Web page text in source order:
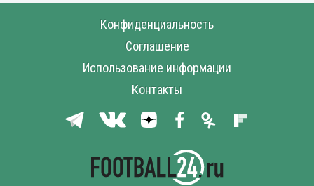
Конфиденциальность
Соглашение
Использование информации
Контакты